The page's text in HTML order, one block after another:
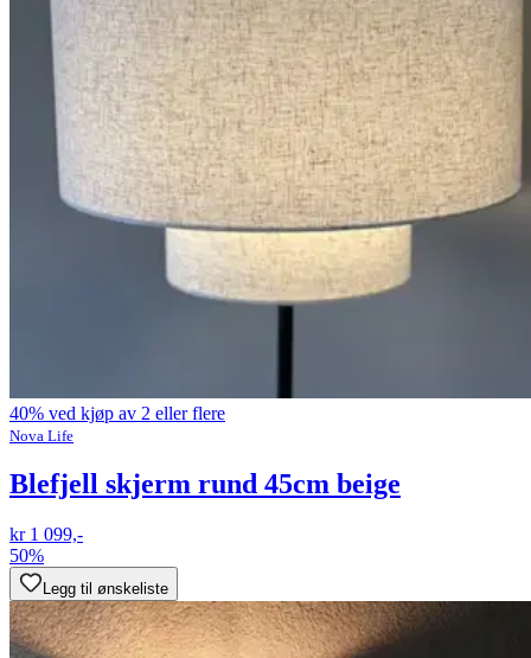
40% ved kjøp av 2 eller flere
Nova Life
Blefjell skjerm rund 45cm beige
kr 1 099,-
50%
Legg til ønskeliste